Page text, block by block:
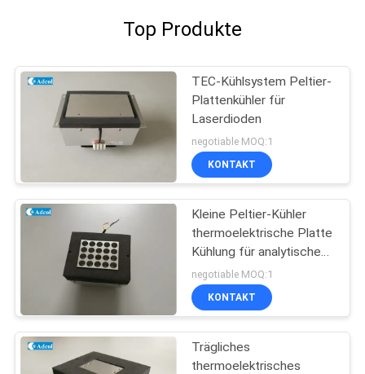
Top Produkte
TEC-Kühlsystem Peltier-
Plattenkühler für
Laserdioden
negotiable MOQ:1
KONTAKT
Kleine Peltier-Kühler
thermoelektrische Platte
Kühlung für analytische
Prüfung
negotiable MOQ:1
KONTAKT
Trägliches
thermoelektrisches